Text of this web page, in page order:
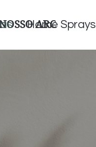
AROMA
Home Sprays